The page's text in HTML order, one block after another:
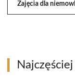
Zajęcia dla